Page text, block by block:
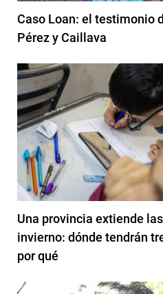
Caso Loan: el testimonio
Pérez y Caillava
Una provincia extiende
invierno: dónde tendrán
por qué